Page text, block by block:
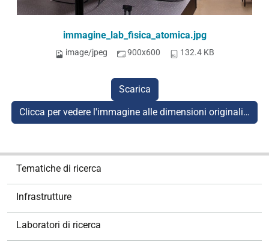
immagine_lab_fisica_atomica.jpg
image/jpeg 900x600 132.4 KB
Scarica
Clicca per vedere l'immagine alle dimensioni originali…
Tematiche di ricerca
Infrastrutture
Laboratori di ricerca